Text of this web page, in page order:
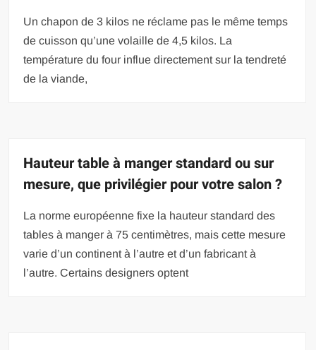
Un chapon de 3 kilos ne réclame pas le même temps
de cuisson qu’une volaille de 4,5 kilos. La
température du four influe directement sur la tendreté
de la viande,
Hauteur table à manger standard ou sur
mesure, que privilégier pour votre salon ?
La norme européenne fixe la hauteur standard des
tables à manger à 75 centimètres, mais cette mesure
varie d’un continent à l’autre et d’un fabricant à
l’autre. Certains designers optent